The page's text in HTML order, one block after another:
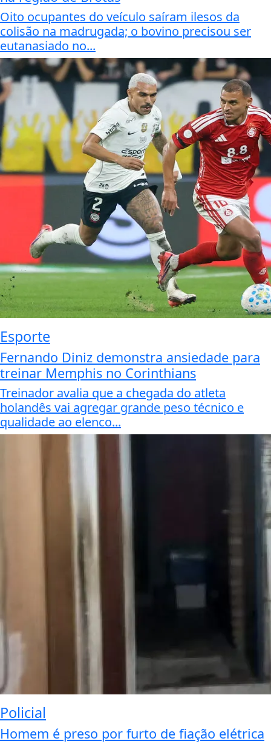
Oito ocupantes do veículo saíram ilesos da
colisão na madrugada; o bovino precisou ser
eutanasiado no...
Esporte
Fernando Diniz demonstra ansiedade para
treinar Memphis no Corinthians
Treinador avalia que a chegada do atleta
holandês vai agregar grande peso técnico e
qualidade ao elenco...
Policial
Homem é preso por furto de fiação elétrica